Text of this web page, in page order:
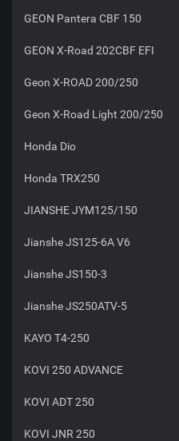
GEON Pantera CBF 150
GEON X-Road 202CBF EFI
Geon X-ROAD 200/250
Geon X-Road Light 200/250
Honda Dio
Honda TRX250
JIANSHE JYM125/150
Jianshe JS125-6A V6
Jianshe JS150-3
Jianshe JS250ATV-5
KAYO T4-250
KOVI 250 ADVANCE
KOVI ADT 250
KOVI JNR 250